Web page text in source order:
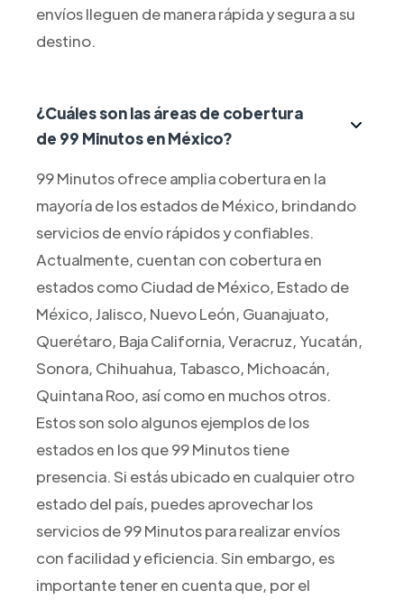
envíos lleguen de manera rápida y segura a su
destino.
¿Cuáles son las áreas de cobertura
de 99 Minutos en México?
99 Minutos ofrece amplia cobertura en la
mayoría de los estados de México, brindando
servicios de envío rápidos y confiables.
Actualmente, cuentan con cobertura en
estados como Ciudad de México, Estado de
México, Jalisco, Nuevo León, Guanajuato,
Querétaro, Baja California, Veracruz, Yucatán,
Sonora, Chihuahua, Tabasco, Michoacán,
Quintana Roo, así como en muchos otros.
Estos son solo algunos ejemplos de los
estados en los que 99 Minutos tiene
presencia. Si estás ubicado en cualquier otro
estado del país, puedes aprovechar los
servicios de 99 Minutos para realizar envíos
con facilidad y eficiencia. Sin embargo, es
importante tener en cuenta que, por el